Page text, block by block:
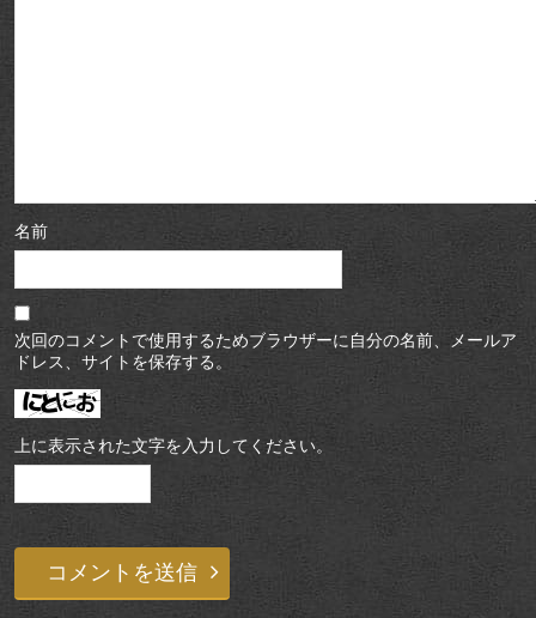
名前
次回のコメントで使用するためブラウザーに自分の名前、メールア
ドレス、サイトを保存する。
上に表示された文字を入力してください。